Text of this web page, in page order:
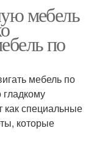
мебель
по
мебель по
специальные
которые